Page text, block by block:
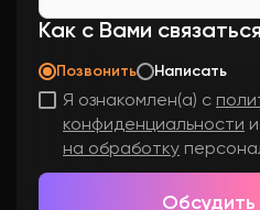
Я ознакомлен(а) с
конфиденциальности
на обработку
Как с Вами
Позвонить Написать